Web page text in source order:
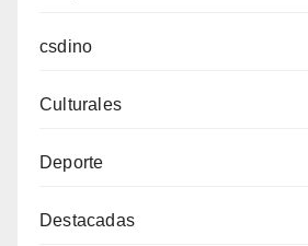
csdino
Culturales
Deporte
Destacadas